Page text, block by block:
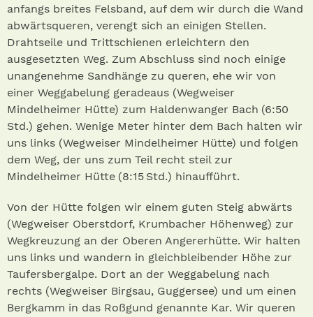
anfangs breites Felsband, auf dem wir durch die Wand
abwärtsqueren, verengt sich an einigen Stellen.
Drahtseile und Trittschienen erleichtern den
ausgesetzten Weg. Zum Abschluss sind noch einige
unangenehme Sandhänge zu queren, ehe wir von
einer Weggabelung geradeaus (Wegweiser
Mindelheimer Hütte) zum Haldenwanger Bach (6:50
Std.) gehen. Wenige Meter hinter dem Bach halten wir
uns links (Wegweiser Mindelheimer Hütte) und folgen
dem Weg, der uns zum Teil recht steil zur
Mindelheimer Hütte (8:15 Std.) hinaufführt.
Von der Hütte folgen wir einem guten Steig abwärts
(Wegweiser Oberstdorf, Krumbacher Höhenweg) zur
Wegkreuzung an der Oberen Angererhütte. Wir halten
uns links und wandern in gleichbleibender Höhe zur
Taufersbergalpe. Dort an der Weggabelung nach
rechts (Wegweiser Birgsau, Guggersee) und um einen
Bergkamm in das Roßgund genannte Kar. Wir queren